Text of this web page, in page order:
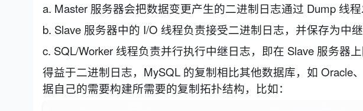
a. Master 服务器会把数据变更产生的二进制日志通过 Dump 线程
b. Slave 服务器中的 I/O 线程负责接受二进制日志，并保存为中继
c. SQL/Worker 线程负责并行执行中继日志，即在 Slave 服务器上
得益于二进制日志，MySQL 的复制相比其他数据库，如 Oracle
据自己的需要构建所需要的复制拓扑结构，比如：